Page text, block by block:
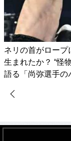
ネリの首がロープ
生まれたか？ “怪
語る「尚弥選手の